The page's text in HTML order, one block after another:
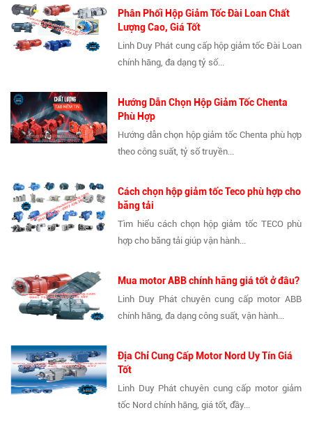
Phân Phối Hộp Giảm Tốc Đài Loan Chất
Lượng Cao, Giá Tốt
Linh Duy Phát cung cấp hộp giảm tốc Đài Loan
chính hãng, đa dạng tỷ số...
Hướng Dẫn Chọn Hộp Giảm Tốc Chenta
Phù Hợp
Hướng dẫn chọn hộp giảm tốc Chenta phù hợp
theo công suất, tỷ số truyền...
Cách chọn hộp giảm tốc Teco phù hợp cho
băng tải
Tìm hiểu cách chọn hộp giảm tốc TECO phù
hợp cho băng tải giúp vận hành...
Mua motor ABB chính hãng giá tốt ở đâu?
Linh Duy Phát chuyên cung cấp motor ABB
chính hãng, đa dạng công suất, vận hành...
Địa Chỉ Cung Cấp Motor Nord Uy Tín Giá
Tốt
Linh Duy Phát chuyên cung cấp motor giảm
tốc Nord chính hãng, giá tốt, đầy...